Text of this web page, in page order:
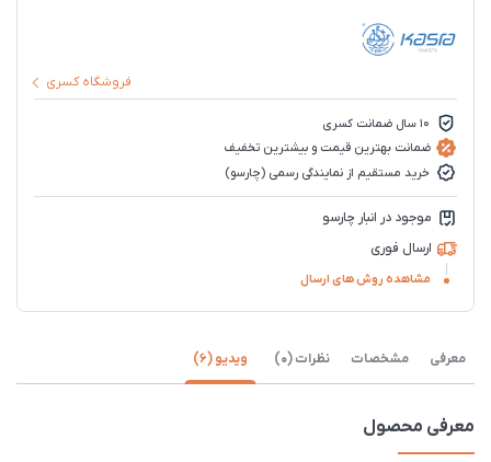
فروشگاه کسری
10 سال ضمانت کسری
ضمانت بهترین قیمت و بیشترین تخفیف
خرید مستقیم از نمایندگی رسمی (چارسو)
موجود در انبار چارسو
ارسال فوری
مشاهده روش های ارسال
معرفی مشخصات نظرات (0) ویدیو (6)
معرفی محصول